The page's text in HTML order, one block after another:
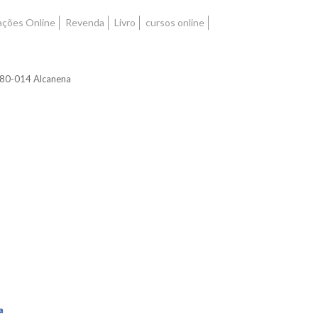
Online Revenda Livro
cursos online
014 Alcanena